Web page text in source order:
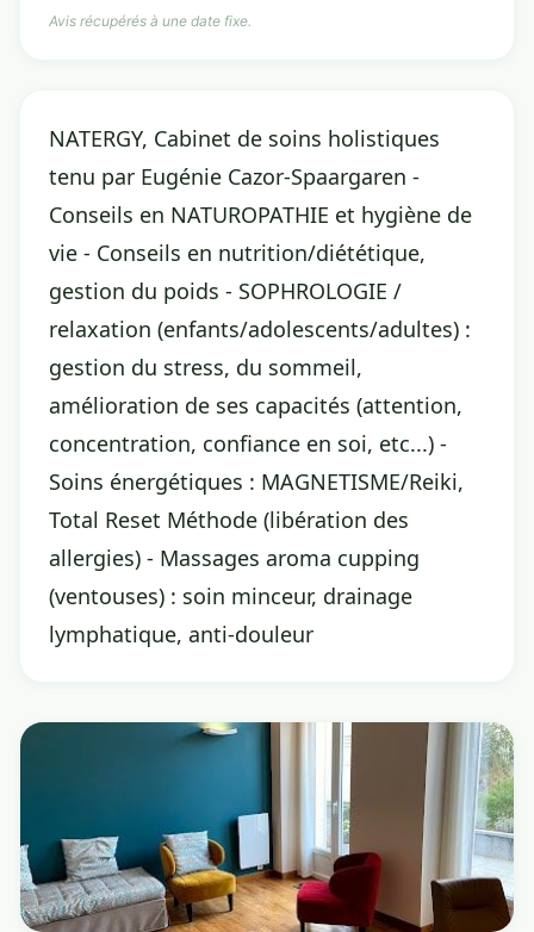
Avis récupérés à une date fixe.
NATERGY, Cabinet de soins holistiques
tenu par Eugénie Cazor-Spaargaren -
Conseils en NATUROPATHIE et hygiène de
vie - Conseils en nutrition/diététique,
gestion du poids - SOPHROLOGIE /
relaxation (enfants/adolescents/adultes) :
gestion du stress, du sommeil,
amélioration de ses capacités (attention,
concentration, confiance en soi, etc...) -
Soins énergétiques : MAGNETISME/Reiki,
Total Reset Méthode (libération des
allergies) - Massages aroma cupping
(ventouses) : soin minceur, drainage
lymphatique, anti-douleur